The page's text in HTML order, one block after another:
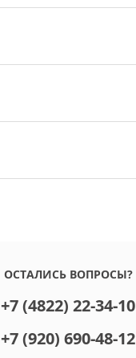
ОСТАЛИСЬ ВОПРОСЫ?
+7 (4822) 22-34-10
+7 (920) 690-48-12